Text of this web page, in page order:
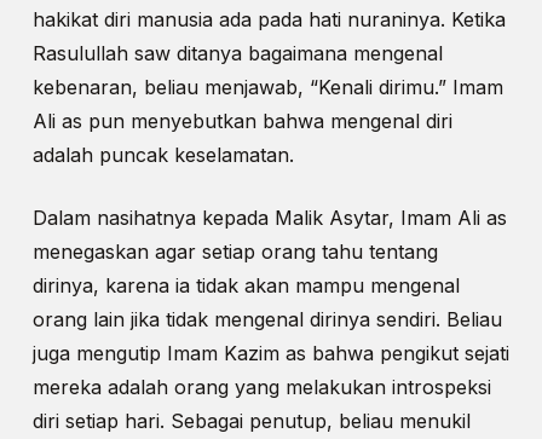
hakikat diri manusia ada pada hati nuraninya. Ketika
Rasulullah saw ditanya bagaimana mengenal
kebenaran, beliau menjawab, “Kenali dirimu.” Imam
Ali as pun menyebutkan bahwa mengenal diri
adalah puncak keselamatan.
Dalam nasihatnya kepada Malik Asytar, Imam Ali as
menegaskan agar setiap orang tahu tentang
dirinya, karena ia tidak akan mampu mengenal
orang lain jika tidak mengenal dirinya sendiri. Beliau
juga mengutip Imam Kazim as bahwa pengikut sejati
mereka adalah orang yang melakukan introspeksi
diri setiap hari. Sebagai penutup, beliau menukil